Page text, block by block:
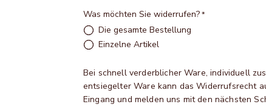
Was möchten Sie widerrufen?*
Die gesamte Bestellung
Einzelne Artikel
Bei schnell verderblicher Ware, individuell
entsiegelter Ware kann das Widerrufsrecht
Eingang und melden uns mit den nächsten